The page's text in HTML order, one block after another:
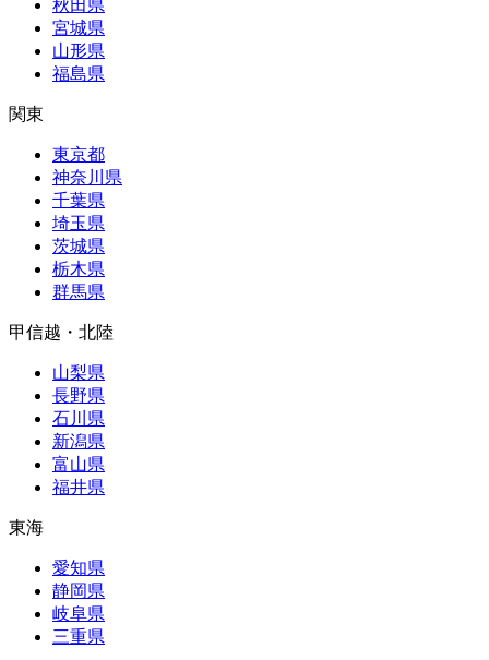
秋田県
宮城県
山形県
福島県
関東
東京都
神奈川県
千葉県
埼玉県
茨城県
栃木県
群馬県
甲信越・北陸
山梨県
長野県
石川県
新潟県
富山県
福井県
東海
愛知県
静岡県
岐阜県
三重県